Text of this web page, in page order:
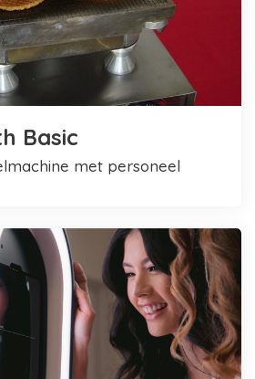
Basic
met personeel